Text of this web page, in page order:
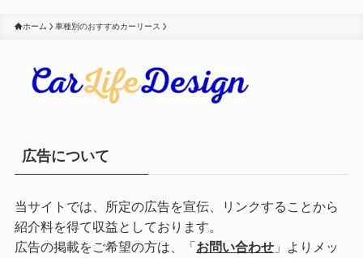
ホーム 車種別のおすすめカーリース
広告について
当サイトでは、所定の広告を宣伝、リンクすることから
紹介料を得て収益としております。
広告の掲載をご希望の方は、「お問い合わせ」よりメッ